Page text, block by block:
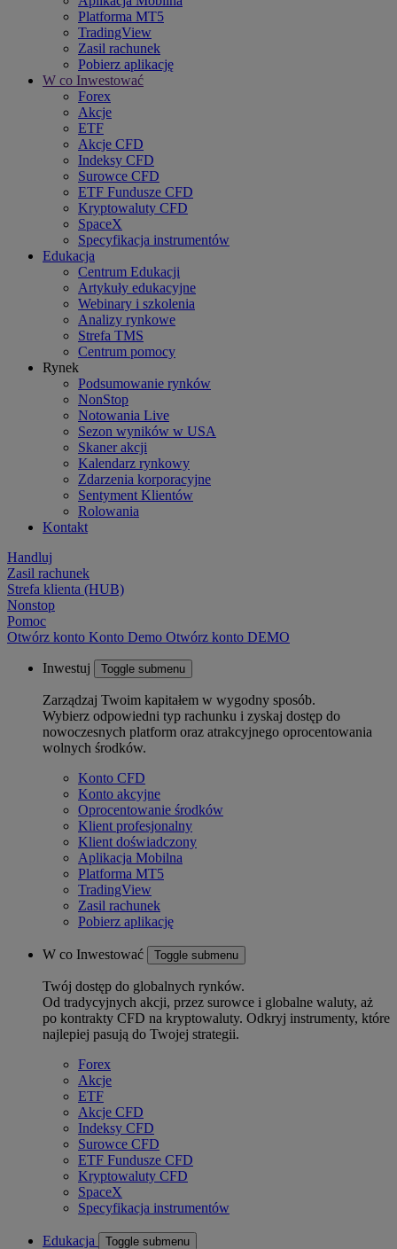
Platforma MT5
TradingView
Zasil rachunek
Pobierz aplikację
W co Inwestować
Forex
Akcje
ETF
Akcje CFD
Indeksy CFD
Surowce CFD
ETF Fundusze CFD
Kryptowaluty CFD
SpaceX
Specyfikacja instrumentów
Edukacja
Centrum Edukacji
Artykuły edukacyjne
Webinary i szkolenia
Analizy rynkowe
Strefa TMS
Centrum pomocy
Rynek
Podsumowanie rynków
NonStop
Notowania Live
Sezon wyników w USA
Skaner akcji
Kalendarz rynkowy
Zdarzenia korporacyjne
Sentyment Klientów
Rolowania
Kontakt
Handluj
Zasil rachunek
Strefa klienta (HUB)
Nonstop
Pomoc
Otwórz konto Konto Demo Otwórz konto DEMO
Inwestuj Toggle submenu
Zarządzaj Twoim kapitałem w wygodny sposób.
Wybierz odpowiedni typ rachunku i zyskaj dostęp do
nowoczesnych platform oraz atrakcyjnego oprocentowania
wolnych środków.
Konto CFD
Konto akcyjne
Oprocentowanie środków
Klient profesjonalny
Klient doświadczony
Aplikacja Mobilna
Platforma MT5
TradingView
Zasil rachunek
Pobierz aplikację
W co Inwestować Toggle submenu
Twój dostęp do globalnych rynków.
Od tradycyjnych akcji, przez surowce i globalne waluty, aż
po kontrakty CFD na kryptowaluty. Odkryj instrumenty, które
najlepiej pasują do Twojej strategii.
Forex
Akcje
ETF
Akcje CFD
Indeksy CFD
Surowce CFD
ETF Fundusze CFD
Kryptowaluty CFD
SpaceX
Specyfikacja instrumentów
Edukacja Toggle submenu